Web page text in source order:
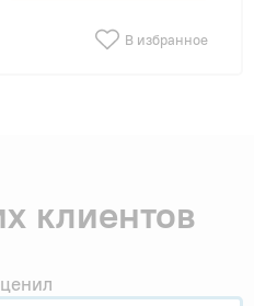
В избранное
клиентов